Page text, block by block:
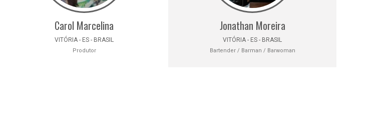
Carol Marcelina
VITÓRIA - ES - BRASIL
Produtor
Jonathan Moreira
VITÓRIA - ES - BRASIL
Bartender / Barman / Barwoman